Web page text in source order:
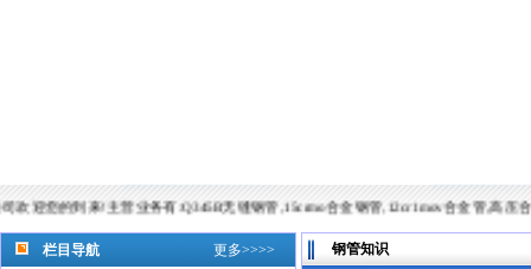
迎您的到来!主营业务有:Q345B无缝钢管,15crmo合金钢管,12cr1mov合金管,高压合
栏目导航 更多>>>> 钢管知识